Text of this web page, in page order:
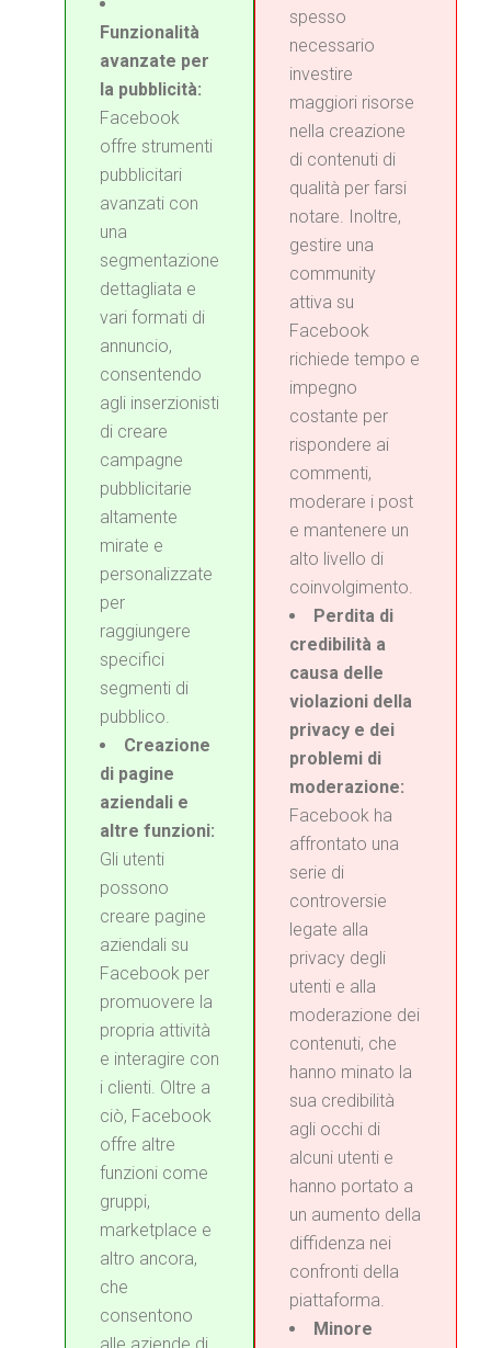
Funzionalità
avanzate per
la pubblicità:
Facebook
offre strumenti
pubblicitari
avanzati con
una
segmentazione
dettagliata e
vari formati di
annuncio,
consentendo
agli inserzionisti
di creare
campagne
pubblicitarie
altamente
mirate e
personalizzate
per
raggiungere
specifici
segmenti di
pubblico.
Creazione
di pagine
aziendali e
altre funzioni:
Gli utenti
possono
creare pagine
aziendali su
Facebook per
promuovere la
propria attività
e interagire con
i clienti. Oltre a
ciò, Facebook
offre altre
funzioni come
gruppi,
marketplace e
altro ancora,
che
consentono
spesso
necessario
investire
maggiori risorse
nella creazione
di contenuti di
qualità per farsi
notare. Inoltre,
gestire una
community
attiva su
Facebook
richiede tempo e
impegno
costante per
rispondere ai
commenti,
moderare i post
e mantenere un
alto livello di
coinvolgimento.
Perdita di
credibilità a
causa delle
violazioni della
privacy e dei
problemi di
moderazione:
Facebook ha
affrontato una
serie di
controversie
legate alla
privacy degli
utenti e alla
moderazione dei
contenuti, che
hanno minato la
sua credibilità
agli occhi di
alcuni utenti e
hanno portato a
un aumento della
diffidenza nei
confronti della
piattaforma.
Minore